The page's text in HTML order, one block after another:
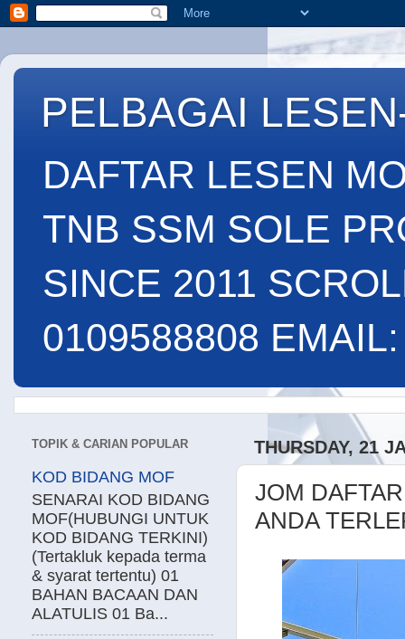
PELBAGAI
DAFTAR LESEN
TNB SSM SOLE
SINCE 2011
0109588808
THURSDAY, 21
JOM
ANDA
TOPIK & CARIAN POPULAR
KOD BIDANG MOF
SENARAI KOD BIDANG
MOF(HUBUNGI UNTUK
KOD BIDANG TERKINI)
(Tertakluk kepada terma
& syarat tertentu) 01
BAHAN BACAAN DAN
ALATULIS 01 Ba...